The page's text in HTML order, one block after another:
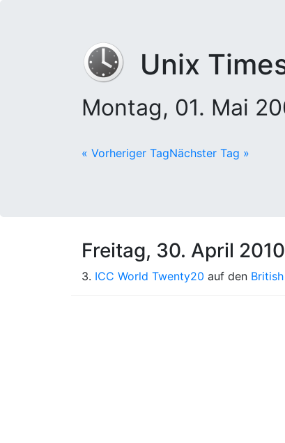
Unix
Montag, 01. Mai
« Vorheriger TagNächster Tag »
Freitag, 30. April 2010
3. ICC World Twenty20 auf den